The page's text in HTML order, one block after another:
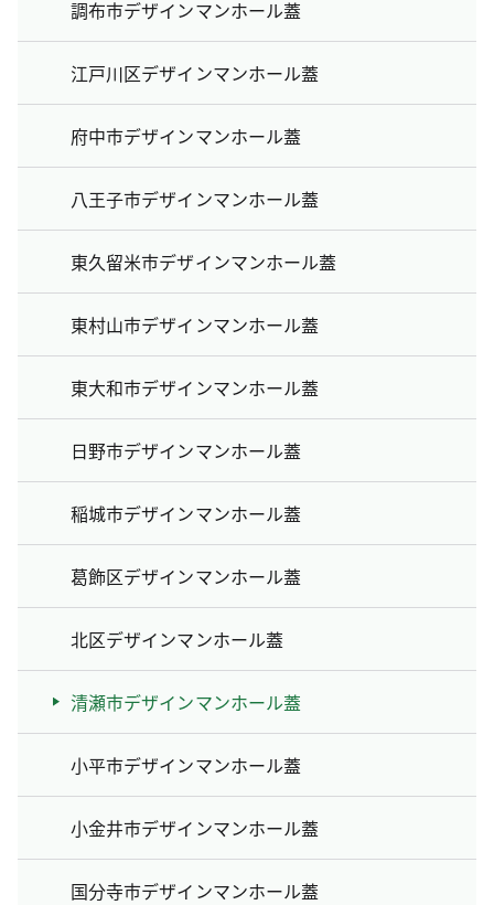
調布市デザインマンホール蓋
江戸川区デザインマンホール蓋
府中市デザインマンホール蓋
八王子市デザインマンホール蓋
東久留米市デザインマンホール蓋
東村山市デザインマンホール蓋
東大和市デザインマンホール蓋
日野市デザインマンホール蓋
稲城市デザインマンホール蓋
葛飾区デザインマンホール蓋
北区デザインマンホール蓋
清瀬市デザインマンホール蓋
小平市デザインマンホール蓋
小金井市デザインマンホール蓋
国分寺市デザインマンホール蓋